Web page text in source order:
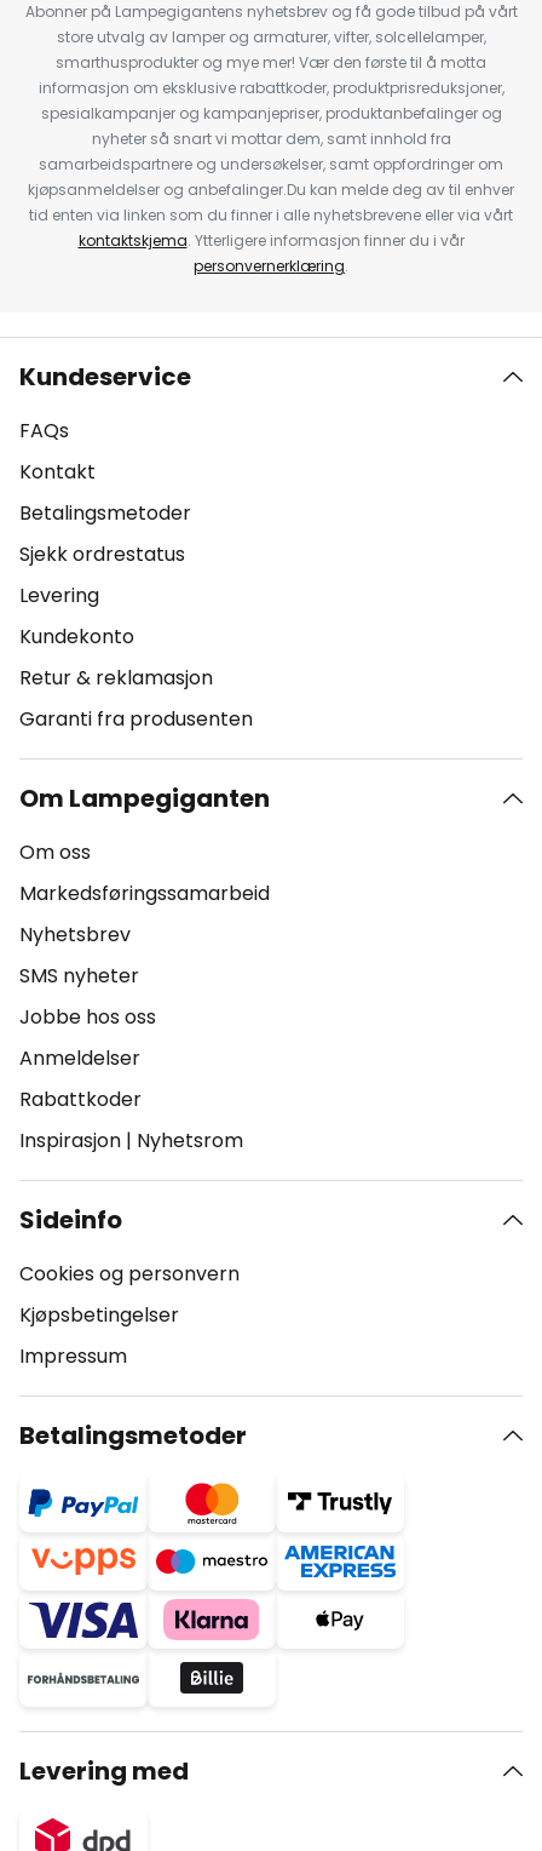
Abonner på Lampegigantens nyhetsbrev og få gode tilbud på vårt
store utvalg av lamper og armaturer, vifter, solcellelamper,
smarthusprodukter og mye mer! Vær den første til å motta
informasjon om eksklusive rabattkoder, produktprisreduksjoner,
spesialkampanjer og kampanjepriser, produktanbefalinger og
nyheter så snart vi mottar dem, samt innhold fra
samarbeidspartnere og undersøkelser, samt oppfordringer om
kjøpsanmeldelser og anbefalinger.Du kan melde deg av til enhver
tid enten via linken som du finner i alle nyhetsbrevene eller via vårt
kontaktskjema. Ytterligere informasjon finner du i vår
personvernerklæring.
Kundeservice
FAQs
Kontakt
Betalingsmetoder
Sjekk ordrestatus
Levering
Kundekonto
Retur & reklamasjon
Garanti fra produsenten
Om Lampegiganten
Om oss
Markedsføringssamarbeid
Nyhetsbrev
SMS nyheter
Jobbe hos oss
Anmeldelser
Rabattkoder
Inspirasjon | Nyhetsrom
Sideinfo
Cookies og personvern
Kjøpsbetingelser
Impressum
Betalingsmetoder
Levering med